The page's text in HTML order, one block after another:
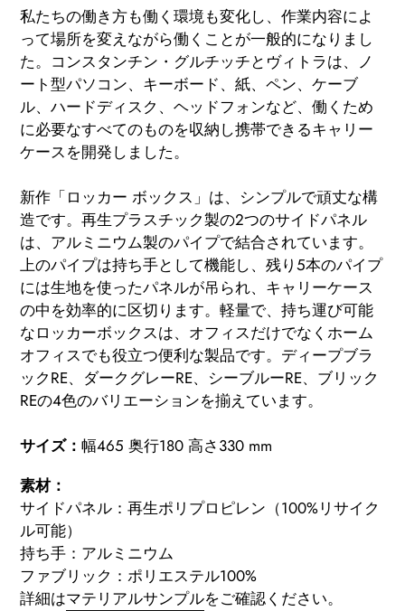
ー
ト
に
商
品
を
追
す
る
私たちの働き方も働く環境も変化し、作業内容によ
って場所を変えながら働くことが一般的になりまし
た。コンスタンチン・グルチッチとヴィトラは、ノ
ート型パソコン、キーボード、紙、ペン、ケーブ
ル、ハードディスク、ヘッドフォンなど、働くため
に必要なすべてのものを収納し携帯できるキャリー
ケースを開発しました。
新作「ロッカー ボックス」は、シンプルで頑丈な構
造です。再生プラスチック製の2つのサイドパネル
は、アルミニウム製のパイプで結合されています。
上のパイプは持ち手として機能し、残り5本のパイプ
には生地を使ったパネルが吊られ、キャリーケース
の中を効率的に区切ります。軽量で、持ち運び可能
なロッカーボックスは、オフィスだけでなくホーム
オフィスでも役立つ便利な製品です。ディープブラ
ックRE、ダークグレーRE、シーブルーRE、ブリック
REの4色のバリエーションを揃えています。
サイズ： 幅465 奥行180 高さ330 mm
素材：
サイドパネル：再生ポリプロピレン（100%リサイク
ル可能）
持ち手：アルミニウム
ファブリック：ポリエステル100%
詳細はマテリアルサンプルをご確認ください。